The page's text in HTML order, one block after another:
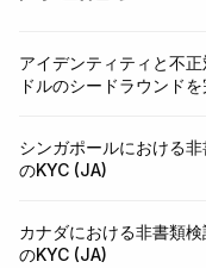
アイデンティティと不
ドルのシードラウンドを
シンガポールにおける
のKYC (JA)
カナダにおける非書類
のKYC (JA)